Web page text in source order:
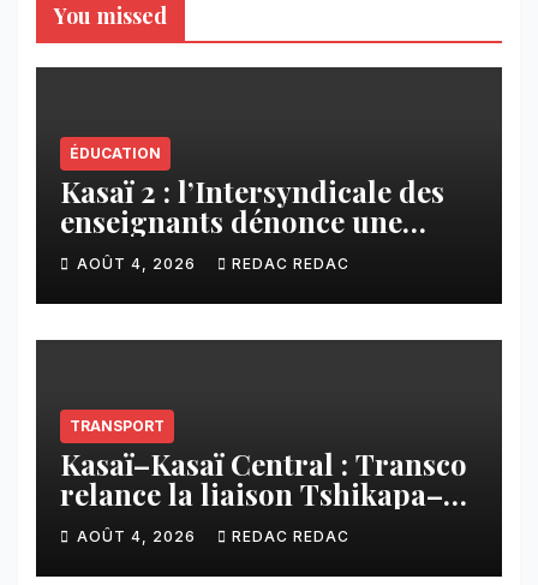
You missed
ÉDUCATION
Kasaï 2 : l’Intersyndicale des
enseignants dénonce une
contribution financière
imposée aux écoles de la
CNCA
AOÛT 4, 2026 REDAC REDAC
TRANSPORT
Kasaï–Kasaï Central : Transco
relance la liaison Tshikapa–
Tshiamu pour faciliter les
échanges
AOÛT 4, 2026 REDAC REDAC